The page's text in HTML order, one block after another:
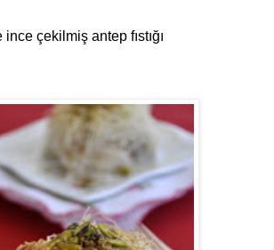
ince çekilmiş antep fıstığı